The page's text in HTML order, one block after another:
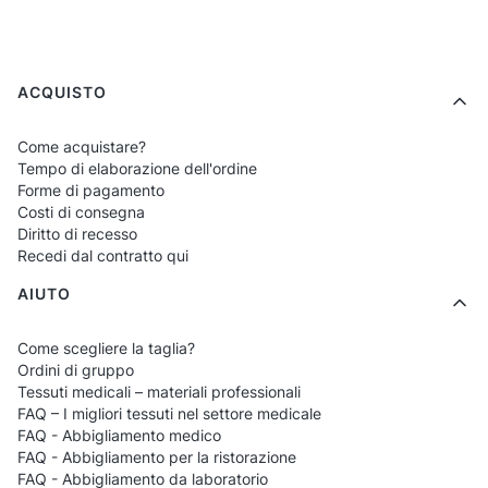
uomo?
Housekeeping
per il personale delle camere.
Servizio tecnico e manutenzione
magliette resistenti, ideali per lavorare in
movimento.
SPA & Wellness
– modelli sobri che si
integrano nell'atmosfera di relax.
Piscine dell'hotel e bagnini
asciugatura rapida per le zone
acquatiche.
Reparti F&B e colazione a buffet
Menu a piè di pagina
ACQUISTO
Come acquistare?
Tempo di elaborazione dell'ordine
Forme di pagamento
Costi di consegna
Diritto di recesso
Recedi dal contratto qui
AIUTO
Come scegliere la taglia?
Ordini di gruppo
Tessuti medicali – materiali professionali
FAQ – I migliori tessuti nel settore medicale
FAQ - Abbigliamento medico
FAQ - Abbigliamento per la ristorazione
FAQ - Abbigliamento da laboratorio